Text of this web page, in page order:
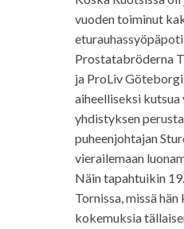
vuoden toiminut
Prostatabröderna
ja ProLiv
aiheelliseksi
yhdistyksen
puheenjohtajan
vierailemaan
Näin tapahtuikin
Tornissa, missä
kokemuksia